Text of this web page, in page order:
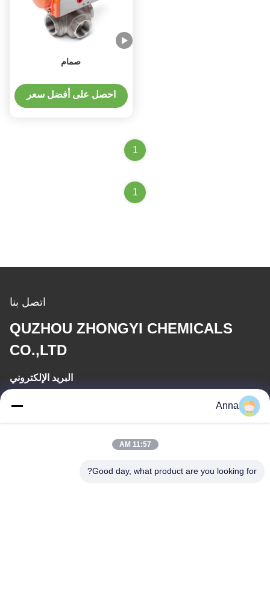
صمام
احصل على أفضل سعر
1
1
اتصل بنا
QUZHOU ZHONGYI CHEMICALS
CO.,LTD
البريد الإلكتروني
wfmbeide@163.com
Anna
11:57 AM
Good day, what product are you looking for?